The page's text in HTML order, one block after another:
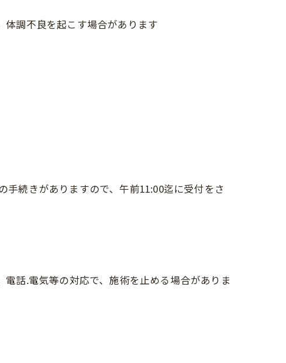
調不良を起こす場合があります
続きがありますので、午前11:00迄に受付をさ
話.電気等の対応で、施術を止める場合がありま